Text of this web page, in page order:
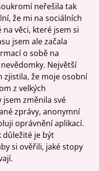
neřešila tak
že mi na sociálních
věci, které jsem si
jsem ale začala
o sobě na
Největší
zjistila, že moje osobní
z velkých
změnila své
zprávy, anonymní
oprávnění aplikací.
důležité je být
si ověřili, jaké stopy